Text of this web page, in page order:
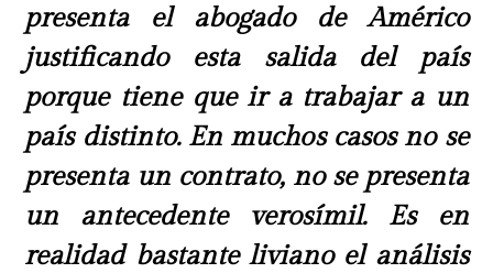
presenta el abogado de Américo
justificando esta salida del país
porque tiene que ir a trabajar a un
país distinto. En muchos casos no se
presenta un contrato, no se presenta
un antecedente verosímil. Es en
realidad bastante liviano el análisis